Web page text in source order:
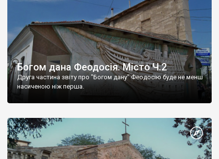
Богом дана Феодосія. Місто Ч.2
Друга частина звіту про "Богом дану" Феодосію буде не менш
насиченою ніж перша.